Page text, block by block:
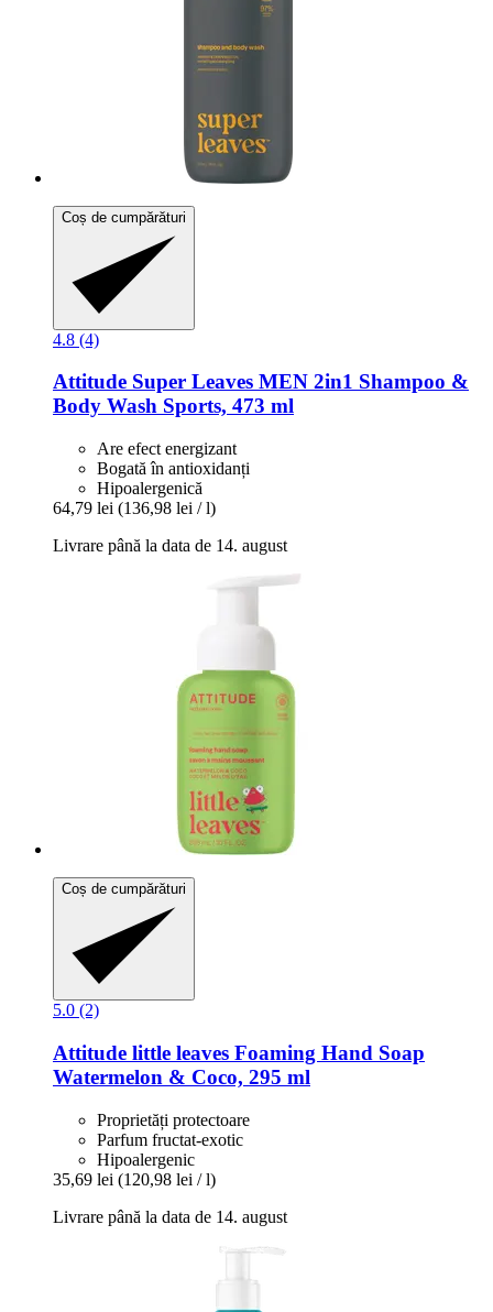
Coș de cumpărături
4.8 (4)
Attitude Super Leaves MEN 2in1 Shampoo &
Body Wash Sports, 473 ml
Are efect energizant
Bogată în antioxidanți
Hipoalergenică
64,79 lei (136,98 lei / l)
Livrare până la data de 14. august
Coș de cumpărături
5.0 (2)
Attitude little leaves Foaming Hand Soap
Watermelon & Coco, 295 ml
Proprietăți protectoare
Parfum fructat-exotic
Hipoalergenic
35,69 lei (120,98 lei / l)
Livrare până la data de 14. august